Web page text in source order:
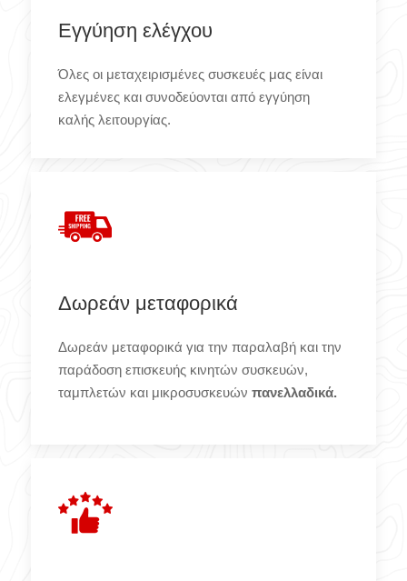
Εγγύηση ελέγχου
Όλες οι μεταχειρισμένες συσκευές μας είναι
ελεγμένες και συνοδεύονται από εγγύηση
καλής λειτουργίας.
Δωρεάν μεταφορικά
Δωρεάν μεταφορικά για την παραλαβή και την
παράδοση επισκευής κινητών συσκευών,
ταμπλετών και μικροσυσκευών πανελλαδικά.